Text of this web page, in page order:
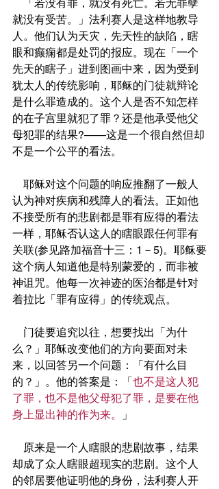
就没有受苦。」法利赛人是这样地教导
人。他们认为天灾，先天性的缺陷，瞎
眼和癫痫都是处罚的报应。现在「一个
先天的瞎子」进到图画中来，因为受到
犹太人的传统影响，耶稣的门徒就辩论
是什么罪造成的。这个人是否不知怎样
的在子宫里就犯了罪？还是他承受他父
母犯罪的结果?——这是一个很自然但却
不是一个公平的看法。
认为神对疾病和残障人的看法。正如他
不接受所有的悲剧都是罪有应得的看法
一样，耶稣否认这人的瞎眼跟任何罪有
关联(参见路加福音十三：1－5)。耶稣要
这个病人知道他是特别蒙爱的，而非被
神诅咒。他每一次神迹的医治都是针对
着拉比「罪有应得」的传统观点。
么？」耶稣改变他们的方向要面对未
来，以回答另一个问题：「有什么目
的？」。他的答案是：「也不是这人犯
了罪，也不是他父母犯了罪，是要在他
身上显出神的作为来。
」
却成了众人瞎眼超现实的悲剧。这个人
的邻居要他证明他的身份，法利赛人开